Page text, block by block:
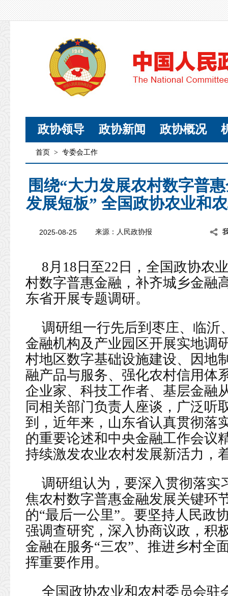
政协领导 政协新闻 政协概况
首页 > 专委会工作
围绕“大力发展农村数字普
发展短板” 全国政协农业和
2025-08-25 来源：人民政协报
8月18日至22日，全国政协农
村数字普惠金融，补齐城乡金融
东省开展专题调研。
调研组一行先后到枣庄、临沂
金融机构及产业园区开展实地调
村地区数字基础设施建设、因地
融产品与服务、强化农村信用体
企业家、科技工作者、基层金融
同相关部门负责人座谈，广泛听
到，近年来，山东省认真贯彻落
的重要论述和中央金融工作会议
持续激发农业农村发展新活力，
调研组认为，要深入贯彻落实
焦农村数字普惠金融发展关键环
的“最后一公里”。要坚持人民政
强调查研究，深入协商议政，积
金融在服务“三农”、推进乡村全
挥重要作用。
全国政协农业和农村委员会驻